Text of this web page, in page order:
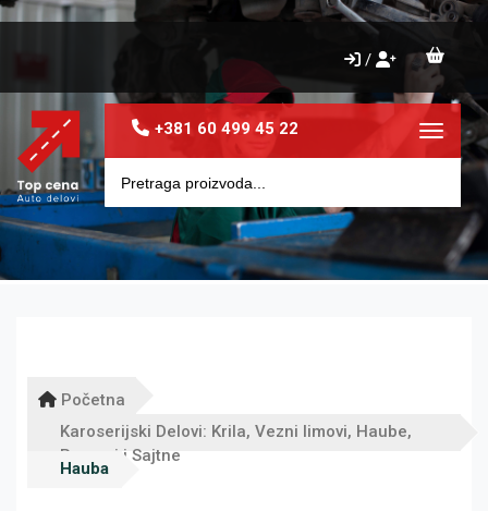
/
+381 60 499 45 22 Toggle
Početna
Karoserijski Delovi: Krila, Vezni limovi, Haube,
Pragovi i Sajtne
Hauba